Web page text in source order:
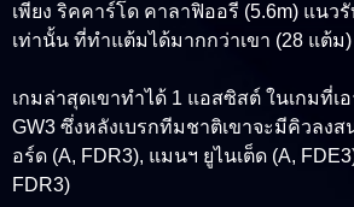
เพียง ริคคาร์โด คาลาฟิออรี (5.6m) แนวรั
เท่านั้น ที่ทำแต้มได้มากกว่าเขา (28 แต้ม)
เกมล่าสุดเขาทำได้ 1 แอสซิสต์ ในเกมที่เ
GW3 ซึ่งหลังเบรกทีมชาติเขาจะมีคิวลง
อร์ด (A, FDR3), แมนฯ ยูไนเต็ด (A,
FDR3)